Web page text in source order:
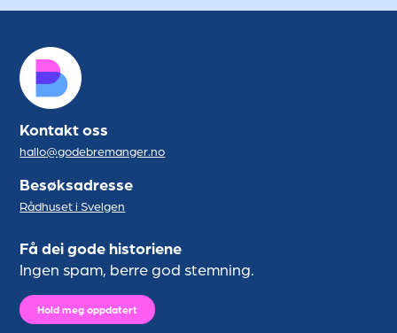
Kontakt oss
hallo@godebremanger.no
Besøksadresse
Rådhuset i Svelgen
Få dei gode historiene
Ingen spam, berre god stemning.
Hold meg oppdatert